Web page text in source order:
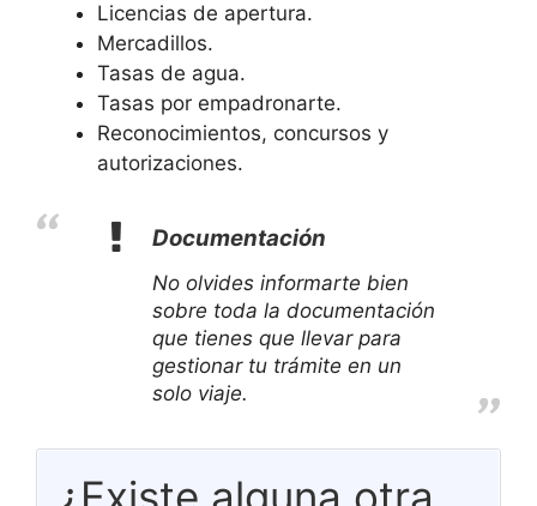
Licencias de apertura.
Mercadillos.
Tasas de agua.
Tasas por empadronarte.
Reconocimientos, concursos y
autorizaciones.
Documentación
No olvides informarte bien
sobre toda la documentación
que tienes que llevar para
gestionar tu trámite en un
solo viaje.